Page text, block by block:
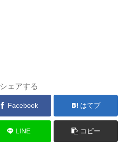
シェアする
Facebook はてブ
LINE コピー